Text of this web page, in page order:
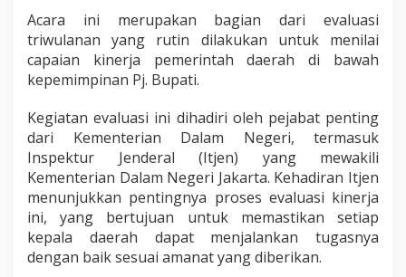
k
u
t
K
g
i
a
n
E
v
a
l
Acara ini merupakan bagian dari evaluasi
triwulanan yang rutin dilakukan untuk menilai
capaian kinerja pemerintah daerah di bawah
kepemimpinan Pj. Bupati.
Kegiatan evaluasi ini dihadiri oleh pejabat penting
dari Kementerian Dalam Negeri, termasuk
Inspektur Jenderal (Itjen) yang mewakili
Kementerian Dalam Negeri Jakarta. Kehadiran Itjen
menunjukkan pentingnya proses evaluasi kinerja
ini, yang bertujuan untuk memastikan setiap
kepala daerah dapat menjalankan tugasnya
dengan baik sesuai amanat yang diberikan.